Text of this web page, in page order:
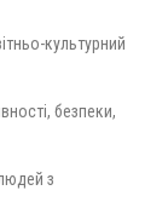
культурний
безпеки,
з